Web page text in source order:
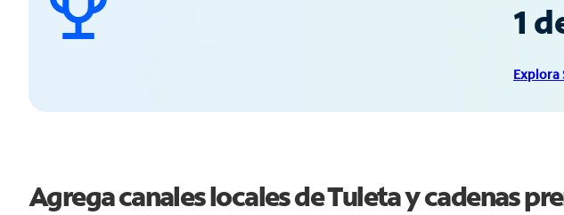
1
Explora
Agrega canales locales de Tuleta y cadenas